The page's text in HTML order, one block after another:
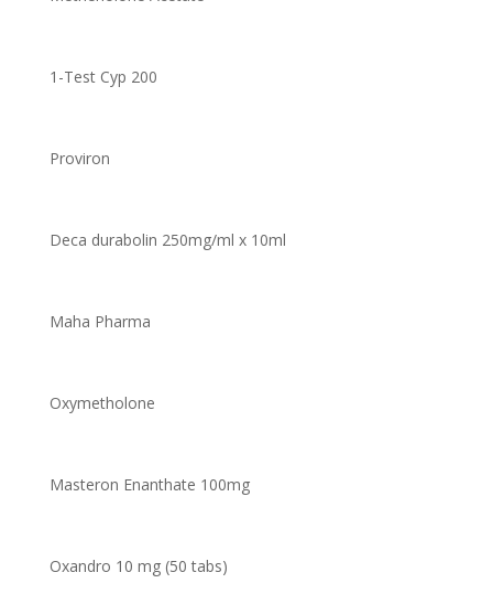
1-Test Cyp 200
Proviron
Deca durabolin 250mg/ml x 10ml
Maha Pharma
Oxymetholone
Masteron Enanthate 100mg
Oxandro 10 mg (50 tabs)